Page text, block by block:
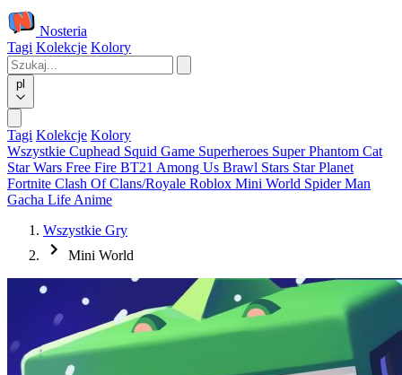
Nosteria
Tagi Kolekcje Kolory
pl
Tagi Kolekcje Kolory
Wszystkie Cuphead Squid Game Superheroes Super Phantom Cat
Star Wars Free Fire BT21 Among Us Brawl Stars Star Planet
Fortnite Clash Of Clans/Royale Roblox Mini World Spider Man
Gacha Life Anime
Wszystkie Gry
Mini World